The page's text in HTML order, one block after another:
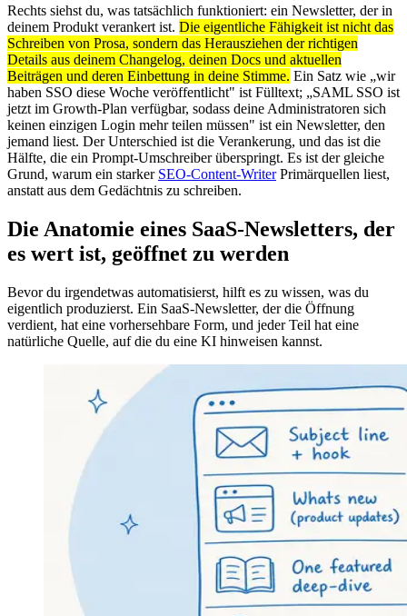
Rechts siehst du, was tatsächlich funktioniert: ein Newsletter, der in
deinem Produkt verankert ist. Die eigentliche Fähigkeit ist nicht das
Schreiben von Prosa, sondern das Herausziehen der richtigen
Details aus deinem Changelog, deinen Docs und aktuellen
Beiträgen und deren Einbettung in deine Stimme. Ein Satz wie „wir
haben SSO diese Woche veröffentlicht" ist Fülltext; „SAML SSO ist
jetzt im Growth-Plan verfügbar, sodass deine Administratoren sich
keinen einzigen Login mehr teilen müssen" ist ein Newsletter, den
jemand liest. Der Unterschied ist die Verankerung, und das ist die
Hälfte, die ein Prompt-Umschreiber überspringt. Es ist der gleiche
Grund, warum ein starker SEO-Content-WriterPrimärquellen liest,
anstatt aus dem Gedächtnis zu schreiben.
Die Anatomie eines SaaS-Newsletters, der
es wert ist, geöffnet zu werden
Bevor du irgendetwas automatisierst, hilft es zu wissen, was du
eigentlich produzierst. Ein SaaS-Newsletter, der die Öffnung
verdient, hat eine vorhersehbare Form, und jeder Teil hat eine
natürliche Quelle, auf die du eine KI hinweisen kannst.